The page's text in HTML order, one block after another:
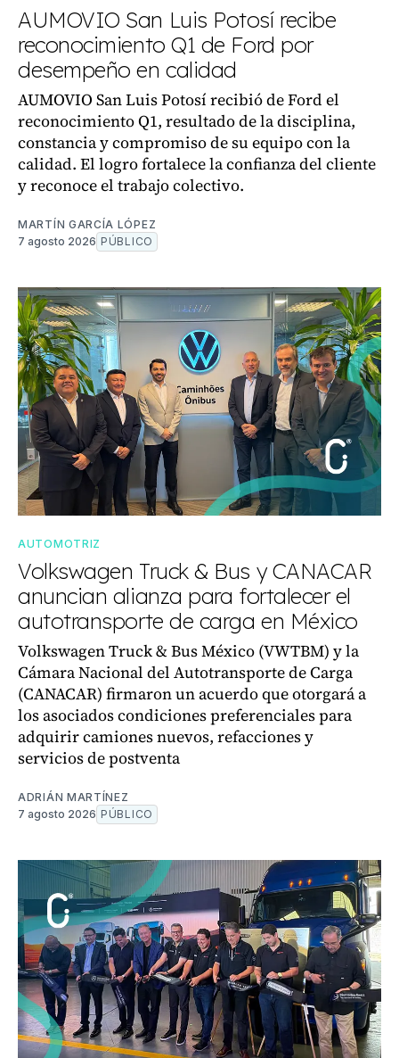
AUMOVIO San Luis Potosí recibe
reconocimiento Q1 de Ford por
desempeño en calidad
AUMOVIO San Luis Potosí recibió de Ford el
reconocimiento Q1, resultado de la disciplina,
constancia y compromiso de su equipo con la
calidad. El logro fortalece la confianza del cliente
y reconoce el trabajo colectivo.
MARTÍN GARCÍA LÓPEZ
7 agosto 2026 PÚBLICO
AUTOMOTRIZ
Volkswagen Truck & Bus y CANACAR
anuncian alianza para fortalecer el
autotransporte de carga en México
Volkswagen Truck & Bus México (VWTBM) y la
Cámara Nacional del Autotransporte de Carga
(CANACAR) firmaron un acuerdo que otorgará a
los asociados condiciones preferenciales para
adquirir camiones nuevos, refacciones y
servicios de postventa
ADRIÁN MARTÍNEZ
7 agosto 2026 PÚBLICO